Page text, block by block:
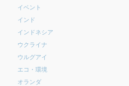
イベント
インド
インドネシア
ウクライナ
ウルグアイ
エコ・環境
オランダ